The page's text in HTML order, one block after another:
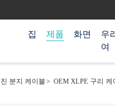
집 제품 화면
우
여
분지 케이블> OEM XLPE 구리